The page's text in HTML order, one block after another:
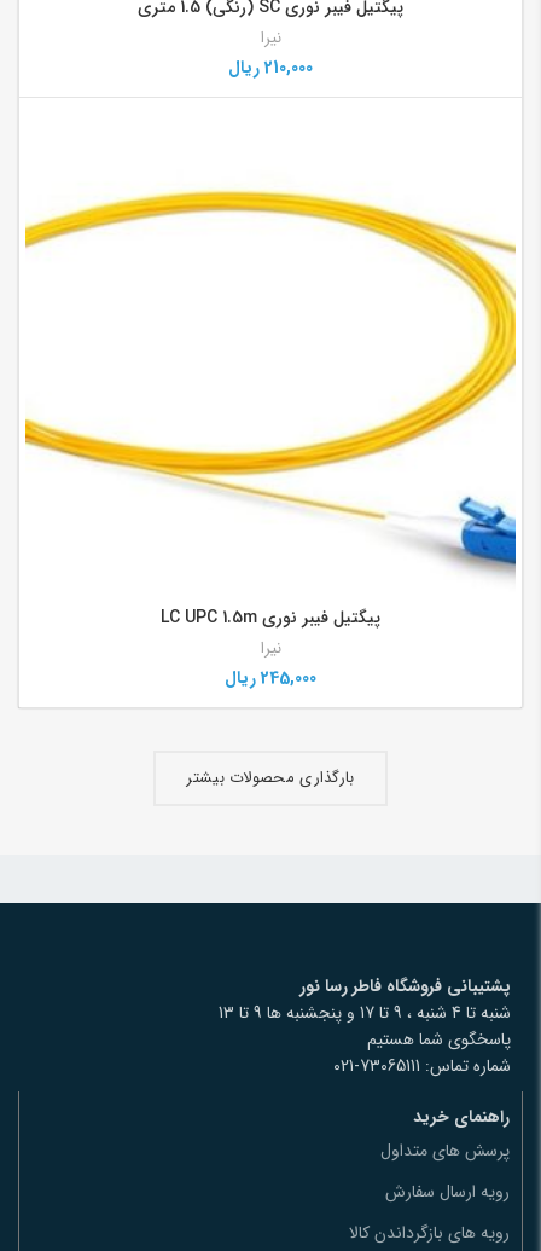
پیگتیل فیبر نوری SC (رنگی) 1.5 متری
نیرا
210,000ریال
پیگتیل فیبر نوری LC UPC 1.5m
نیرا
245,000ریال
بارگذاری محصولات بیشتر
پشتیبانی فروشگاه فاطر رسا نور
شنبه تا 4 شنبه ، 9 تا 17 و پنجشنبه ها 9 تا 13
پاسخگوی شما هستیم
شماره تماس: 73065111-021
راهنمای خرید
پرسش های متداول
رویه ارسال سفارش
رویه های بازگرداندن کالا